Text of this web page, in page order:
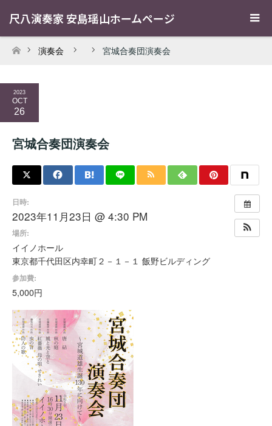
尺八演奏家 安島瑶山ホームページ
ホーム
演奏会 宮城合奏団演奏会
2023
OCT
26
宮城合奏団演奏会
日時:
2023年11月23日 @ 4:30 PM
場所:
イイノホール
東京都千代田区内幸町２－１－１ 飯野ビルディング
参加費:
5,000円